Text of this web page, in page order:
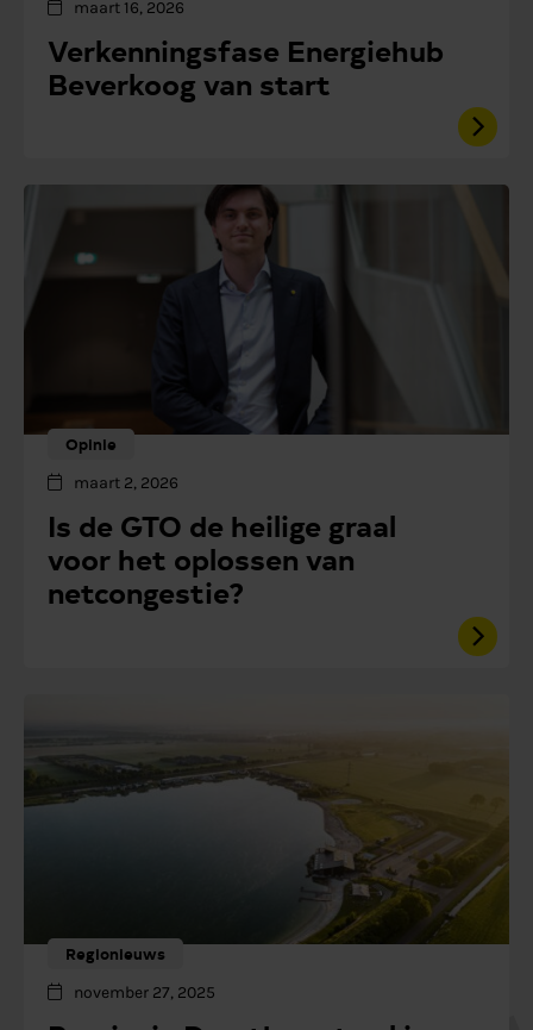
maart 16, 2026
Verkenningsfase Energiehub
Beverkoog van start
Opinie
maart 2, 2026
Is de GTO de heilige graal
voor het oplossen van
netcongestie?
Regionieuws
november 27, 2025